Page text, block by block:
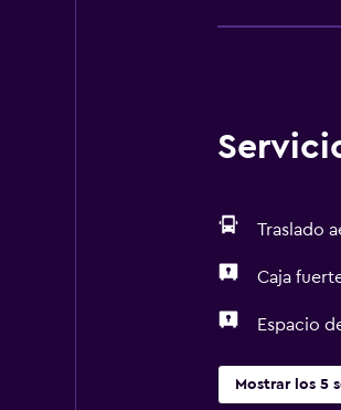
Traslado
Caja
Espacio
Mostrar los 5